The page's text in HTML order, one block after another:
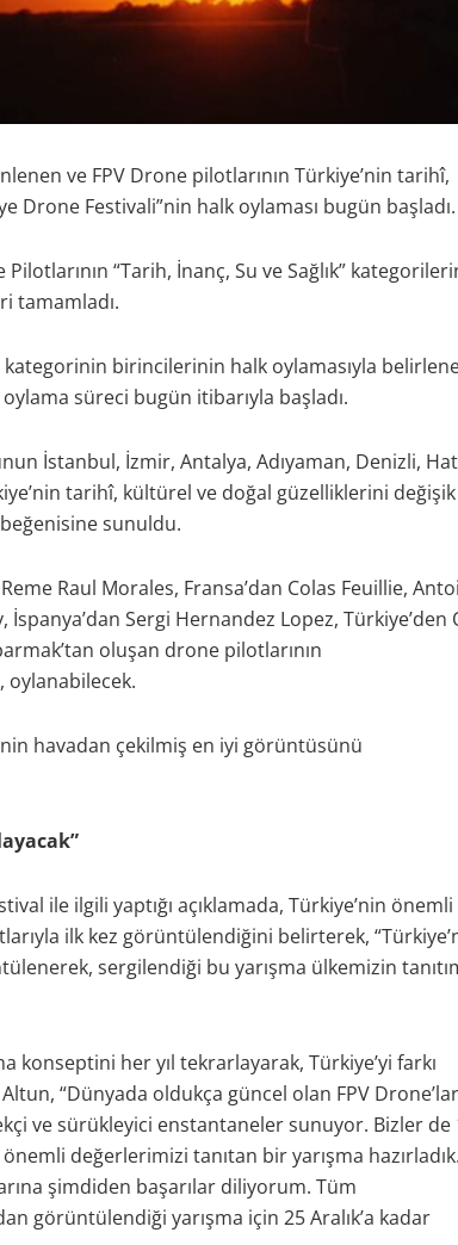
ve FPV Drone pilotlarının Türkiye’nin tarihî,
Festivali”nin halk oylaması bugün başladı.
“Tarih, İnanç, Su ve Sağlık”
tamamladı.
kategorinin birincilerinin halk oylamasıyla
süreci bugün itibarıyla başladı.
İstanbul, İzmir, Antalya, Adıyaman, Denizli,
tarihî, kültürel ve doğal güzelliklerini değişik
sunuldu.
Raul Morales, Fransa’dan Colas Feuillie,
Sergi Hernandez Lopez, Türkiye’den
oluşan drone pilotlarının
havadan çekilmiş en iyi görüntüsünü
ile ilgili yaptığı açıklamada, Türkiye’nin önemli
ilk kez görüntülendiğini belirterek,
sergilendiği bu yarışma ülkemizin
konseptini her yıl tekrarlayarak, Türkiye’yi farkı
“Dünyada oldukça güncel olan FPV
ve sürükleyici enstantaneler sunuyor. Bizler de
değerlerimizi tanıtan bir yarışma hazırladık.
şimdiden başarılar diliyorum. Tüm
görüntülendiği yarışma için 25 Aralık’a kadar